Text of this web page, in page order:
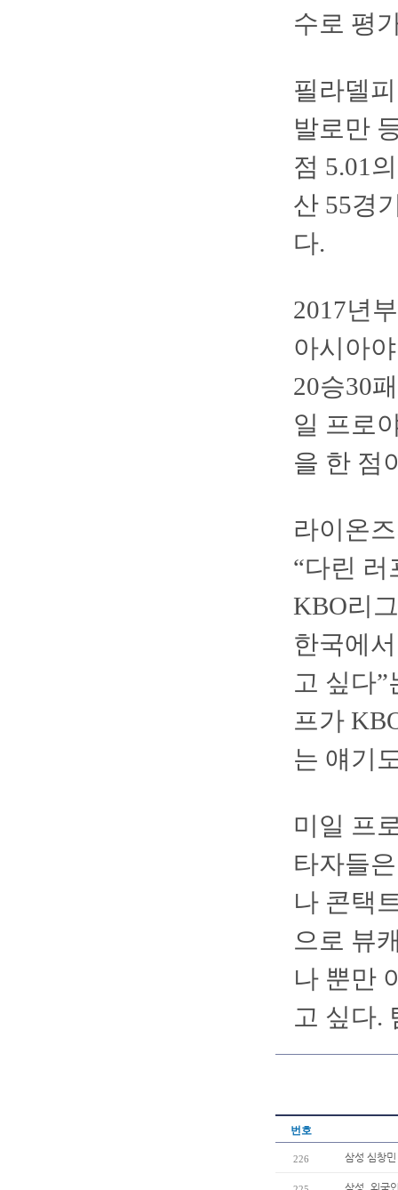
수로 평
필라델
발로만
점 5.01
산 55경
다.
2017년
아시아
20승30
일 프로
을 한 점
라이온
“다린
KBO리
한국에
고 싶다
프가
는 얘기
미일 프
타자들
나 콘택
으로 뷰
나 뿐만
고 싶다.
번호
226 삼성 심창
삼성, 외국